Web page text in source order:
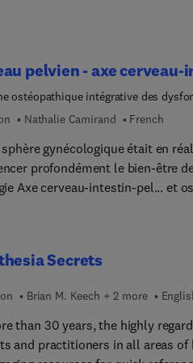
pelvien - axe
ostéopathique intégrative des
Nathalie Camirand French
gynécologique était en
profondément le bien-être
Axe cerveau-intestin-pel... et
de ces déséquilibres, en
spécifique, en constante
et abdominal.S’appuyant
elle développe les
Secrets
Brian M. Keech + 2 more
than 30 years, the highly
and practitioners in all areas